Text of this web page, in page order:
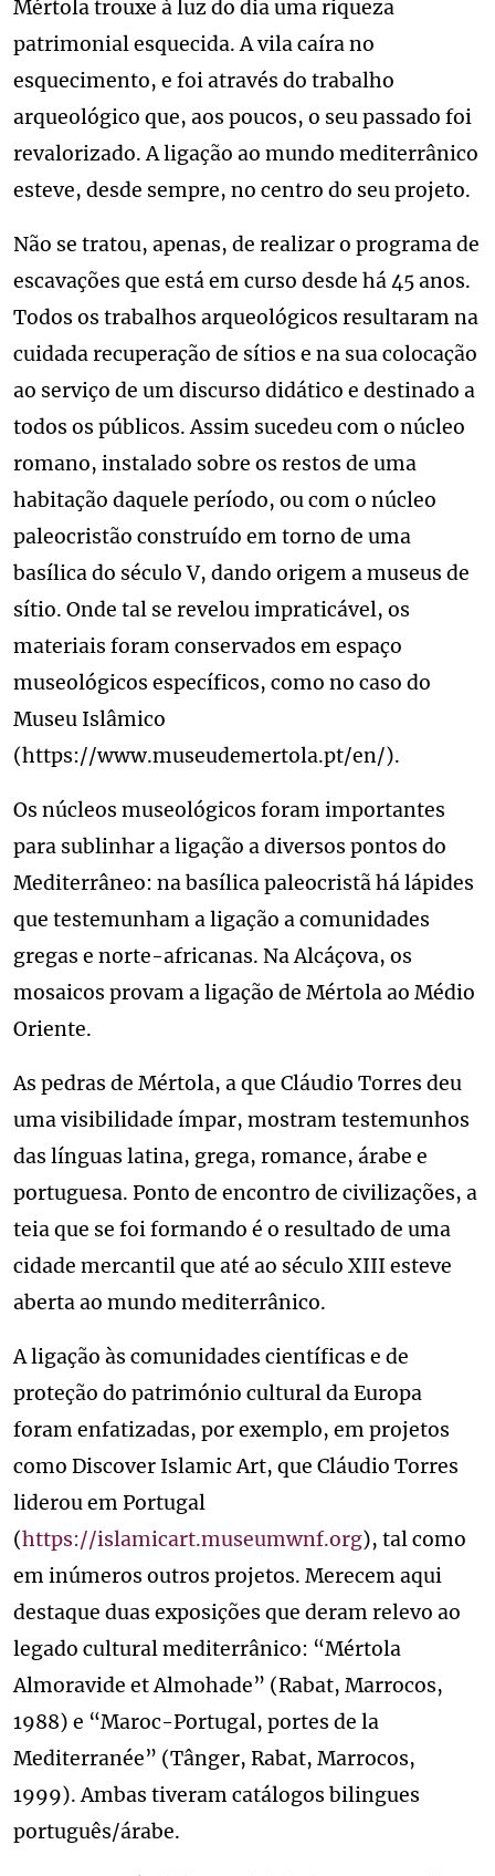
Mértola trouxe à luz do dia uma riqueza
patrimonial esquecida. A vila caíra no
esquecimento, e foi através do trabalho
arqueológico que, aos poucos, o seu passado foi
revalorizado. A ligação ao mundo mediterrânico
esteve, desde sempre, no centro do seu projeto.
Não se tratou, apenas, de realizar o programa de
escavações que está em curso desde há 45 anos.
Todos os trabalhos arqueológicos resultaram na
cuidada recuperação de sítios e na sua colocação
ao serviço de um discurso didático e destinado a
todos os públicos. Assim sucedeu com o núcleo
romano, instalado sobre os restos de uma
habitação daquele período, ou com o núcleo
paleocristão construído em torno de uma
basílica do século V, dando origem a museus de
sítio. Onde tal se revelou impraticável, os
materiais foram conservados em espaço
museológicos específicos, como no caso do
Museu Islâmico
(https://www.museudemertola.pt/en/).
Os núcleos museológicos foram importantes
para sublinhar a ligação a diversos pontos do
Mediterrâneo: na basílica paleocristã há lápides
que testemunham a ligação a comunidades
gregas e norte-africanas. Na Alcáçova, os
mosaicos provam a ligação de Mértola ao Médio
Oriente.
As pedras de Mértola, a que Cláudio Torres deu
uma visibilidade ímpar, mostram testemunhos
das línguas latina, grega, romance, árabe e
portuguesa. Ponto de encontro de civilizações, a
teia que se foi formando é o resultado de uma
cidade mercantil que até ao século XIII esteve
aberta ao mundo mediterrânico.
A ligação às comunidades científicas e de
proteção do património cultural da Europa
foram enfatizadas, por exemplo, em projetos
como Discover Islamic Art, que Cláudio Torres
liderou em Portugal
(https://islamicart.museumwnf.org), tal como
em inúmeros outros projetos. Merecem aqui
destaque duas exposições que deram relevo ao
legado cultural mediterrânico: “Mértola
Almoravide et Almohade” (Rabat, Marrocos,
1988) e “Maroc-Portugal, portes de la
Mediterranée” (Tânger, Rabat, Marrocos,
1999). Ambas tiveram catálogos bilingues
português/árabe.